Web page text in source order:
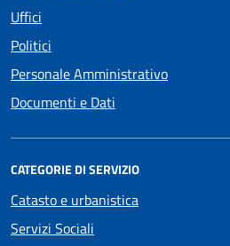
Uffici
Politici
Personale Amministrativo
Documenti e Dati
CATEGORIE DI SERVIZIO
Catasto e urbanistica
Servizi Sociali